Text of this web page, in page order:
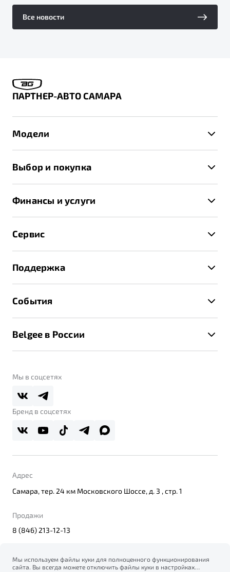
Все новости
ПАРТНЕР-АВТО САМАРА
Модели
X70
Выбор и покупка
Записаться на тест-драйв
Получить предложение
Финансы и услуги
Страхование
Расчет КАСКО
Сервис
Техническое обслуживание
Калькулятор ТО
Поддержка
Помощь на дорогах
Belgee Линк
Belgee Плюс
Реферальная программа
События
Belgee в России
О дилерском центре
Правовая информация
Мы в соцсетях
Бренд в соцсетях
Адрес
Самара, тер. 24 км Московского Шоссе, д. 3 , стр. 1
Продажи
8 (846) 213-12-13
© 2026
Мы используем файлы куки для полноценного функционирования
сайта. Вы всегда можете отключить файлы куки в настройках